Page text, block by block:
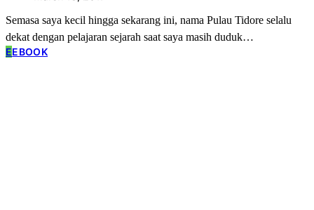
Semasa saya kecil hingga sekarang ini, nama Pulau Tidore selalu
dekat dengan pelajaran sejarah saat saya masih duduk…
EEBOOK